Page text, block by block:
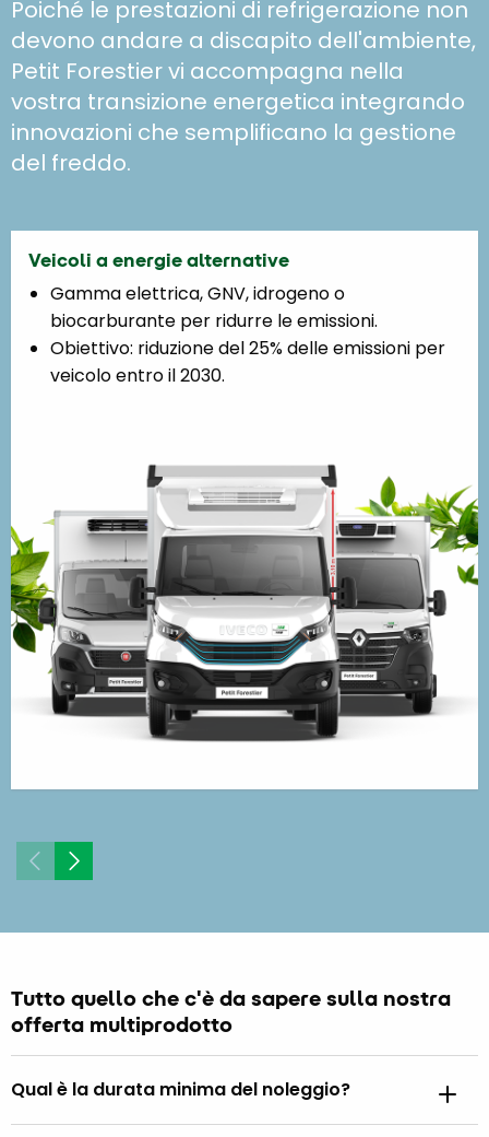
Poiché le prestazioni di refrigerazione non
devono andare a discapito dell'ambiente,
Petit Forestier vi accompagna nella
vostra transizione energetica integrando
innovazioni che semplificano la gestione
del freddo.
Veicoli a energie alternative
Gamma elettrica, GNV, idrogeno o
biocarburante per ridurre le emissioni.
Obiettivo: riduzione del 25% delle emissioni per
veicolo entro il 2030.
Tutto quello che c'è da sapere sulla nostra
offerta multiprodotto
Qual è la durata minima del noleggio?